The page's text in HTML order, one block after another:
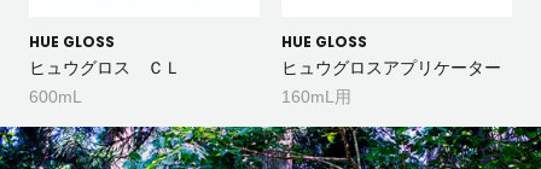
HUE GLOSS
ヒュウグロス ＣＬ
600mL
HUE GLOSS
ヒュウグロスアプリケーター
160mL用